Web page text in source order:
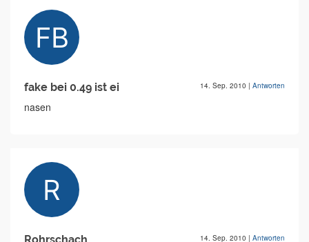
fake bei 0.49 ist ei 14. Sep. 2010 | Antworten
nasen
14. Sep. 2010 | Antworten